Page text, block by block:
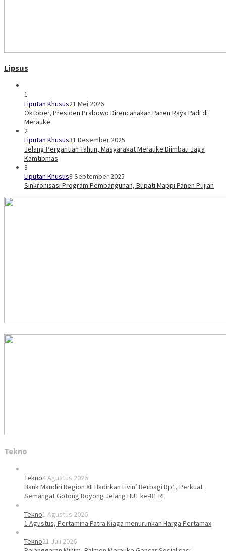
Lipsus
1
Liputan Khusus21 Mei 2026
Oktober, Presiden Prabowo Direncanakan Panen Raya Padi di
Merauke
2
Liputan Khusus31 Desember 2025
Jelang Pergantian Tahun, Masyarakat Merauke Diimbau Jaga
Kamtibmas
3
Liputan Khusus8 September 2025
Sinkronisasi Program Pembangunan, Bupati Mappi Panen Pujian
Tekno
Tekno4 Agustus 2026
Bank Mandiri Region XII Hadirkan Livin’ Berbagi Rp1, Perkuat
Semangat Gotong Royong Jelang HUT ke-81 RI
Tekno1 Agustus 2026
1 Agustus, Pertamina Patra Niaga menurunkan Harga Pertamax
Tekno21 Juli 2026